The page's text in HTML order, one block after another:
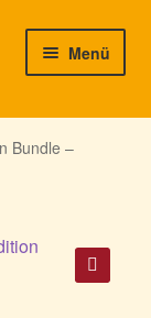
Menü
Bundle –